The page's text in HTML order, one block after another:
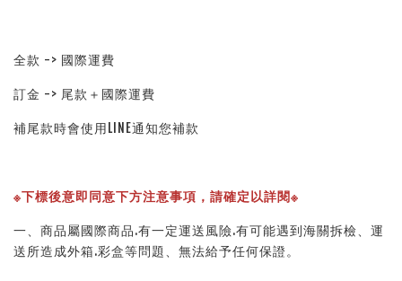
全款 -> 國際運費
訂金 -> 尾款＋國際運費
補尾款時會使用LINE通知您補款
※下標後意即同意下方注意事項，請確定以詳閱※
一、商品屬國際商品.有一定運送風險.有可能遇到海關拆檢、運
送所造成外箱.彩盒等問題、無法給予任何保證。